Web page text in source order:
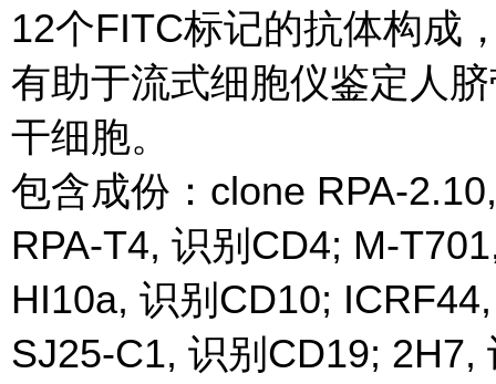
12个FITC标记的抗体构成
有助于流式细胞仪鉴定人
干细胞。
包含成份：clone RPA-
RPA-T4, 识别CD4; M-
HI10a, 识别CD10;
SJ25-C1, 识别CD19;